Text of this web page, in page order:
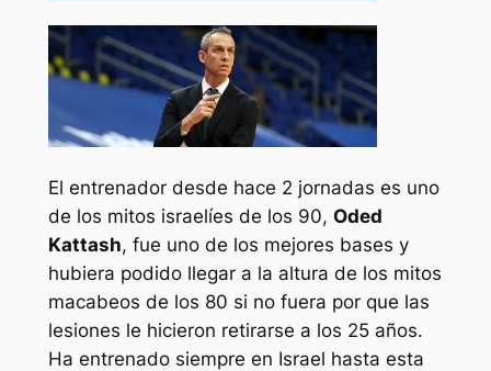
El entrenador desde hace 2 jornadas es uno
de los mitos israelíes de los 90, Oded
Kattash, fue uno de los mejores bases y
hubiera podido llegar a la altura de los mitos
macabeos de los 80 si no fuera por que las
lesiones le hicieron retirarse a los 25 años.
Ha entrenado siempre en Israel hasta esta